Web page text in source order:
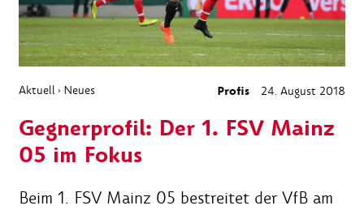
Aktuell › Neues Profis 24. August 2018
Gegnerprofil: Der 1. FSV Mainz
05 im Fokus
Beim 1. FSV Mainz 05 bestreitet der VfB am